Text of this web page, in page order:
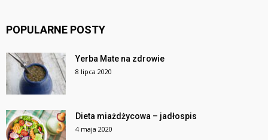
POPULARNE POSTY
Yerba Mate na zdrowie
8 lipca 2020
Dieta miażdżycowa – jadłospis
4 maja 2020